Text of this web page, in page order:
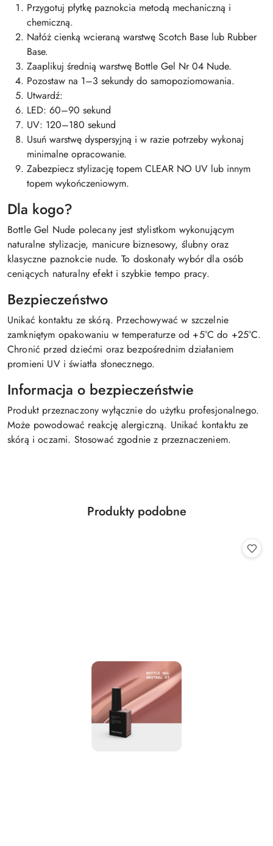
Przygotuj płytkę paznokcia metodą mechaniczną i
chemiczną.
Nałóż cienką wcieraną warstwę Scotch Base lub Rubber
Base.
Zaaplikuj średnią warstwę Bottle Gel Nr 04 Nude.
Pozostaw na 1–3 sekundy do samopoziomowania.
Utwardź:
LED: 60–90 sekund
UV: 120–180 sekund
Usuń warstwę dyspersyjną i w razie potrzeby wykonaj
minimalne opracowanie.
Zabezpiecz stylizację topem CLEAR NO UV lub innym
topem wykończeniowym.
Dla kogo?
Bottle Gel Nude polecany jest stylistkom wykonującym
naturalne stylizacje, manicure biznesowy, ślubny oraz
klasyczne paznokcie nude. To doskonały wybór dla osób
ceniących naturalny efekt i szybkie tempo pracy.
Bezpieczeństwo
Unikać kontaktu ze skórą. Przechowywać w szczelnie
zamkniętym opakowaniu w temperaturze od +5°C do +25°C.
Chronić przed dziećmi oraz bezpośrednim działaniem
promieni UV i światła słonecznego.
Informacja o bezpieczeństwie
Produkt przeznaczony wyłącznie do użytku profesjonalnego.
Może powodować reakcję alergiczną. Unikać kontaktu ze
skórą i oczami. Stosować zgodnie z przeznaczeniem.
Pomiń karuzelę produktów
Produkty
Produkty podobne